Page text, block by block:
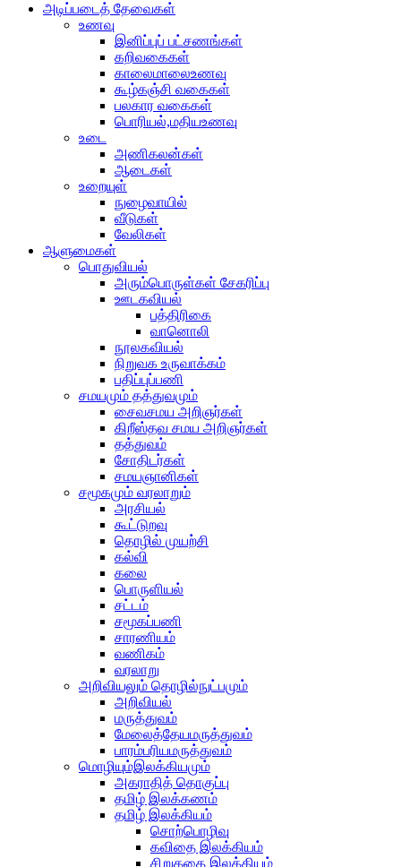
அடிப்படைத் தேவைகள்
உணவு
இனிப்புப் பட்சணங்கள்
கறிவகைகள்
காலைமாலைஉணவு
கூழ்கஞ்சி வகைகள்
பலகார வகைகள்
பொரியல்,மதியஉணவு
உடை
அணிகலன்கள்
ஆடைகள்
உறையுள்
நுழைவாயில்
வீடுகள்
வேலிகள்
ஆளுமைகள்
பொதுவியல்
அரும்பொருள்கள் சேகரிப்பு
ஊடகவியல்
பத்திரிகை
வானொலி
நூலகவியல்
நிறுவக உருவாக்கம்
பதிப்புப்பணி
சமயமும் தத்துவமும்
சைவசமய அறிஞர்கள்
கிறீஸ்தவ சமய அறிஞர்கள்
தத்துவம்
சோதிடர்கள்
சமயஞானிகள்
சமூகமும் வரலாறும்
அரசியல்
கூட்டுறவு
தொழில் முயற்சி
கல்வி
கலை
பொருளியல்
சட்டம்
சமூகப்பணி
சாரணியம்
வணிகம்
வரலாறு
அறிவியலும் தொழில்நுட்பமும்
அறிவியல்
மருத்துவம்
மேலைத்தேயமருத்துவம்
பாரம்பரியமருத்துவம்
மொழியும்இலக்கியமும்
அகராதித் தொகுப்பு
தமிழ் இலக்கணம்
தமிழ் இலக்கியம்
சொற்பொழிவு
கவிதை இலக்கியம்
சிறுகதை இலக்கியம்